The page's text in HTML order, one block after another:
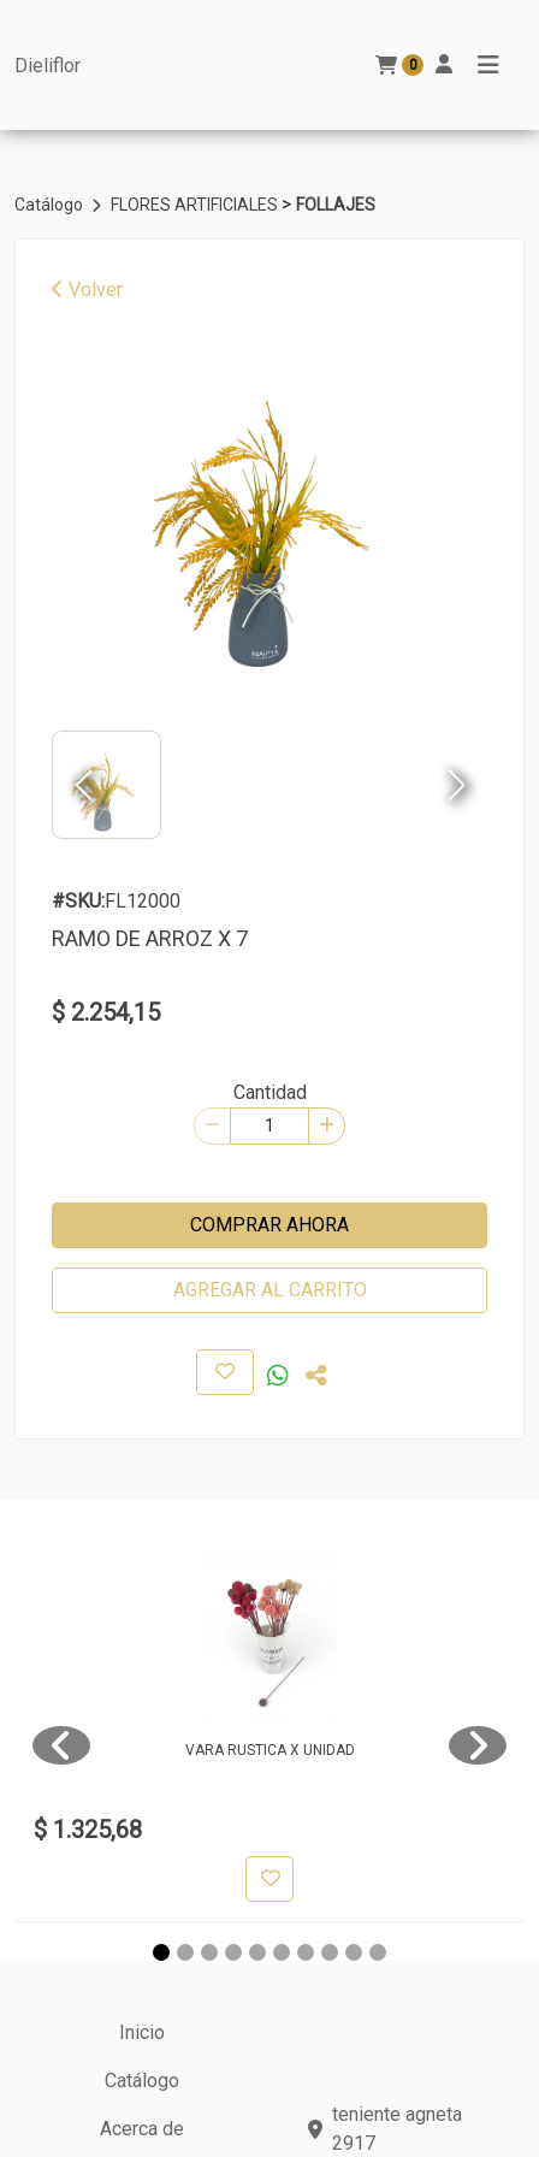
Dieliflor 0
Catálogo FLORES ARTIFICIALES > FOLLAJES
Volver
#SKU:FL12000
RAMO DE ARROZ X 7
$ 2.254,15
Cantidad
COMPRAR AHORA
AGREGAR AL CARRITO
VARA RUSTICA X UNIDAD
$ 1.325,68
Inicio
Catálogo
Acerca de
teniente agneta
2917